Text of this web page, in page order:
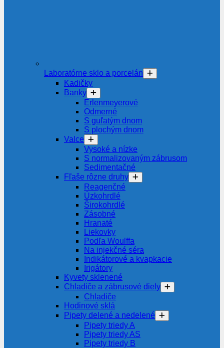
Laboratórne sklo a porcelán
Kadičky
Banky
Erlenmeyerové
Odmerné
S guľatým dnom
S plochým dnom
Valce
Vysoké a nízke
S normalizovaným zábrusom
Sedimentačné
Fľaše rôzne druhy
Reagenčné
Úzkohrdlé
Širokohrdlé
Zásobné
Hranaté
Liekovky
Podľa Woulffa
Na injekčné séra
Indikátorové a kvapkacie
Irigátory
Kyvety sklenené
Chladiče a zábrusové diely
Chladiče
Hodinové sklá
Pipety delené a nedelené
Pipety triedy A
Pipety triedy AS
Pipety triedy B